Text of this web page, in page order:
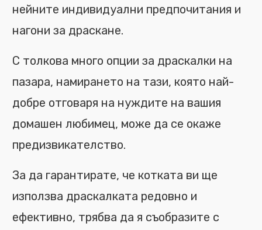
нейните индивидуални предпочитания и
нагони за драскане.
С толкова много опции за драскалки на
пазара, намирането на тази, която най-
добре отговаря на нуждите на вашия
домашен любимец, може да се окаже
предизвикателство.
За да гарантирате, че котката ви ще
използва драскалката редовно и
ефективно, трябва да я съобразите с